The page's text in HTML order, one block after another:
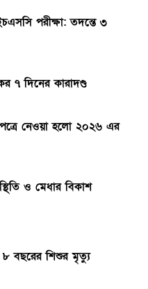
পরীক্ষা: তদন্তে ৩
৭ দিনের কারাদণ্ড
নেওয়া হলো ২০২৬ এর
ও মেধার বিকাশ
৮ বছরের শিশুর মৃত্যু